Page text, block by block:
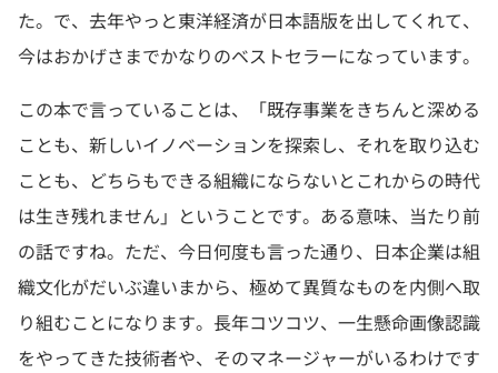
た。で、去年やっと東洋経済が日本語版を出してくれて、
今はおかげさまでかなりのベストセラーになっています。
この本で言っていることは、「既存事業をきちんと深める
ことも、新しいイノベーションを探索し、それを取り込む
ことも、どちらもできる組織にならないとこれからの時代
は生き残れません」ということです。ある意味、当たり前
の話ですね。ただ、今日何度も言った通り、日本企業は組
織文化がだいぶ違いまから、極めて異質なものを内側へ取
り組むことになります。長年コツコツ、一生懸命画像認識
をやってきた技術者や、そのマネージャーがいるわけです